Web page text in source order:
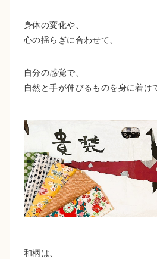
身体の変化や、
心の揺らぎに合わせて、
自分の感覚で、
自然と手が伸びるものを身に着け
和柄は、